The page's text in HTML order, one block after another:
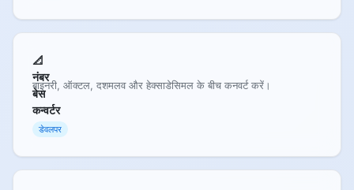
📐
नंबर
बेस
कन्वर्टर
बाइनरी, ऑक्टल, दशमलव और हेक्साडेसिमल के बीच कनवर्ट करें।
डेवलपर